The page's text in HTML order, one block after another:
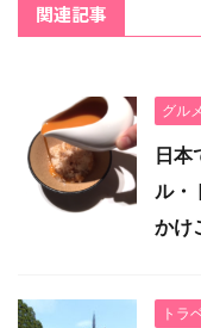
関連記事
グルメ
日本
ル・
かけ
トラ